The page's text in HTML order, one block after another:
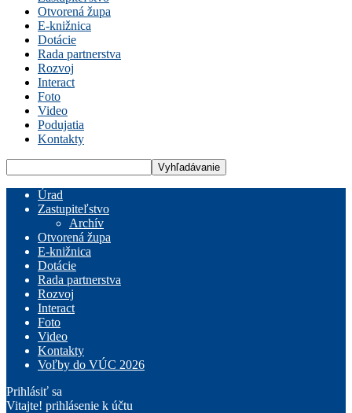
Otvorená župa
E-knižnica
Dotácie
Rada partnerstva
Rozvoj
Interact
Foto
Video
Podujatia
Kontakty
Úrad
Zastupiteľstvo
Archív
Otvorená župa
E-knižnica
Dotácie
Rada partnerstva
Rozvoj
Interact
Foto
Video
Kontakty
Voľby do VÚC 2026
Prihlásiť sa
Vitajte! prihlásenie k účtu